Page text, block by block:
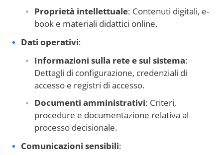
Proprietà intellettuale: Contenuti digitali, e-
book e materiali didattici online.
Dati operativi:
Informazioni sulla rete e sul sistema:
Dettagli di configurazione, credenziali di
accesso e registri di accesso.
Documenti amministrativi: Criteri,
procedure e documentazione relativa al
processo decisionale.
Comunicazioni sensibili: